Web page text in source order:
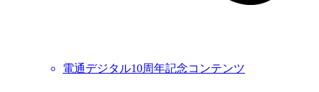
電通デジタル10周年記念コンテンツ